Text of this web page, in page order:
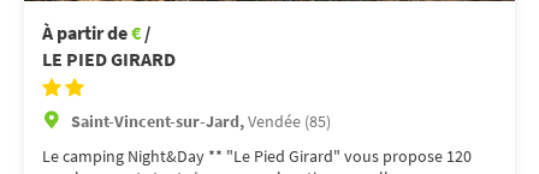
À partir de€ /
LE PIED GIRARD
Saint-Vincent-sur-Jard,Vendée (85)
Le camping Night&Day ** "Le Pied Girard" vous propose 120